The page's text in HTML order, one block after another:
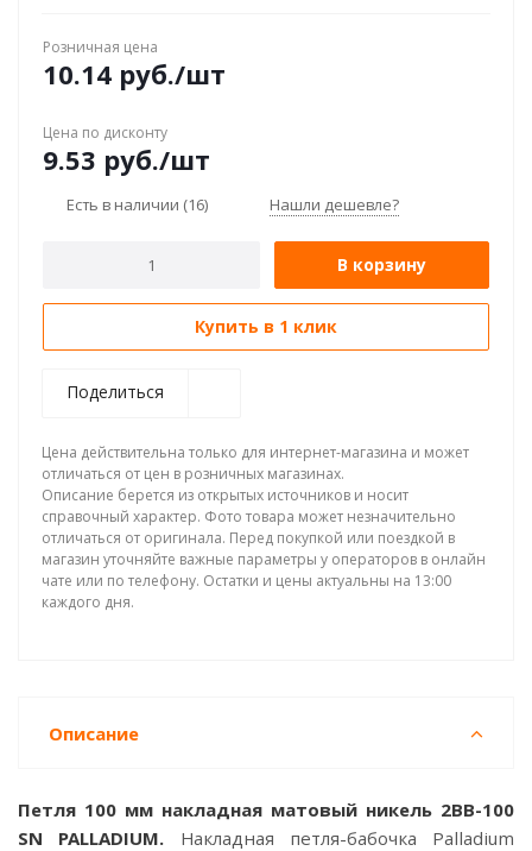
Розничная цена
10.14 руб./шт
Цена по дисконту
9.53 руб./шт
Есть в наличии (16) Нашли дешевле?
В корзину
Купить в 1 клик
Поделиться
Цена действительна только для интернет-магазина и может
отличаться от цен в розничных магазинах.
Описание берется из открытых источников и носит
справочный характер. Фото товара может незначительно
отличаться от оригинала. Перед покупкой или поездкой в
магазин уточняйте важные параметры у операторов в онлайн
чате или по телефону. Остатки и цены актуальны на 13:00
каждого дня.
Описание
Петля 100 мм накладная матовый никель 2BB-100
SN PALLADIUM. Накладная петля-бабочка Palladium